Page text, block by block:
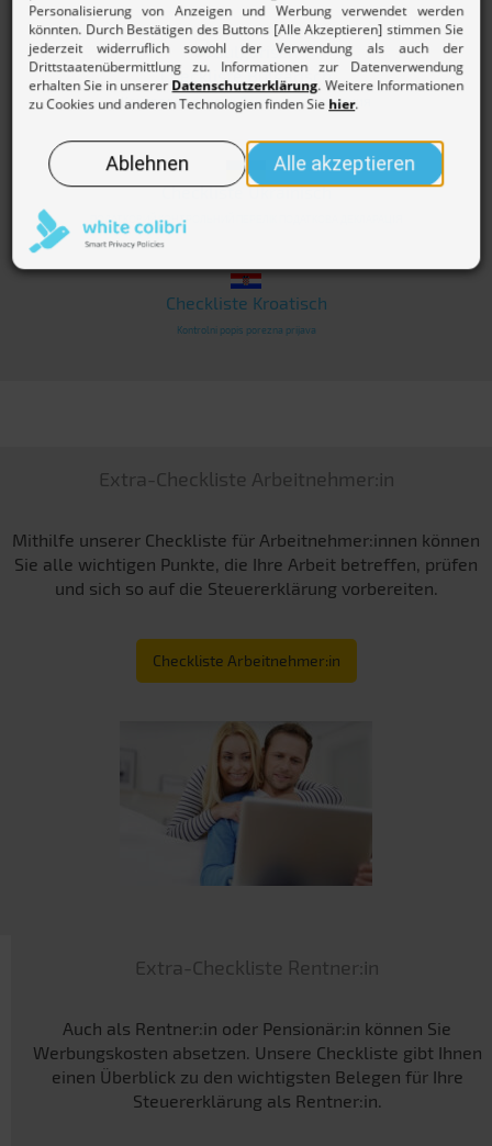
Checkliste Bulgarisch
Контролен списък Данъчна декларация
Checkliste Ukrainisch
ПОДАТКОВИЙ КОНТРОЛЬНИЙ ПЕРЕЛIК ПОДАТКОВА ДЕКЛАРАЦІЯ
Checkliste Kroatisch
Kontrolni popis porezna prijava
Extra-Checkliste Arbeitnehmer:in
Mithilfe unserer Checkliste für Arbeitnehmer:innen können
Sie alle wichtigen Punkte, die Ihre Arbeit betreffen, prüfen
und sich so auf die Steuererklärung vorbereiten.
Checkliste Arbeitnehmer:in
Extra-Checkliste Rentner:in
Auch als Rentner:in oder Pensionär:in können Sie
Werbungskosten absetzen. Unsere Checkliste gibt Ihnen
einen Überblick zu den wichtigsten Belegen für Ihre
Steuererklärung als Rentner:in.